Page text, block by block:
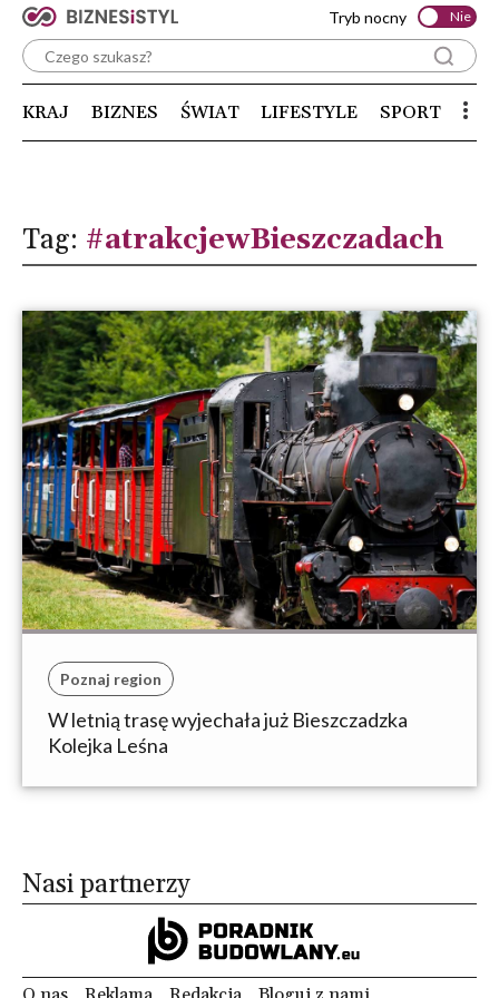
Tryb nocny Nie
KRAJ BIZNES ŚWIAT LIFESTYLE SPORT
Tag: #atrakcjewBieszczadach
Poznaj region
W letnią trasę wyjechała już Bieszczadzka
Kolejka Leśna
Nasi partnerzy